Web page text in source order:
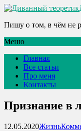
Пишу о том, в чём не
Меню
Главная
Все статьи
Про меня
Контакты
Признание в
12.05.2020Жизнь